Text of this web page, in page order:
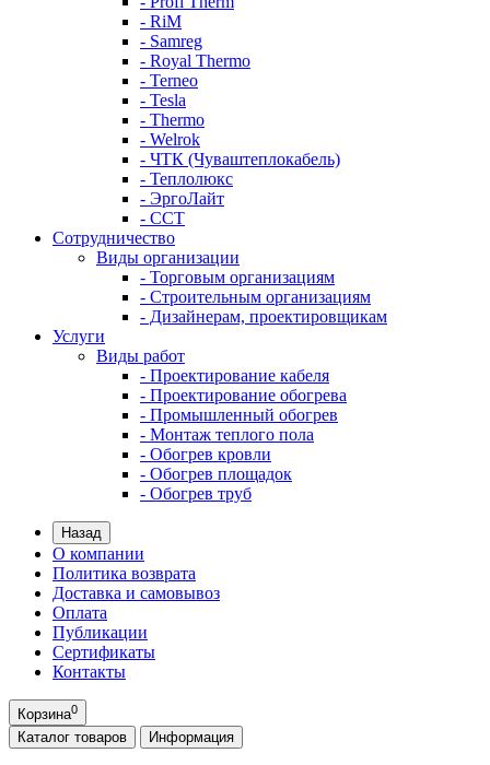
- RiM
- Samreg
- Royal Thermo
- Terneo
- Tesla
- Thermo
- Welrok
- ЧТК (Чуваштеплокабель)
- Теплолюкс
- ЭргоЛайт
- ССТ
Сотрудничество
Виды организации
- Торговым организациям
- Строительным организациям
- Дизайнерам, проектировщикам
Услуги
Виды работ
- Проектирование кабеля
- Проектирование обогрева
- Промышленный обогрев
- Монтаж теплого пола
- Обогрев кровли
- Обогрев площадок
- Обогрев труб
Назад
О компании
Политика возврата
Доставка и самовывоз
Оплата
Публикации
Сертификаты
Контакты
Корзина0
Каталог товаров Информация